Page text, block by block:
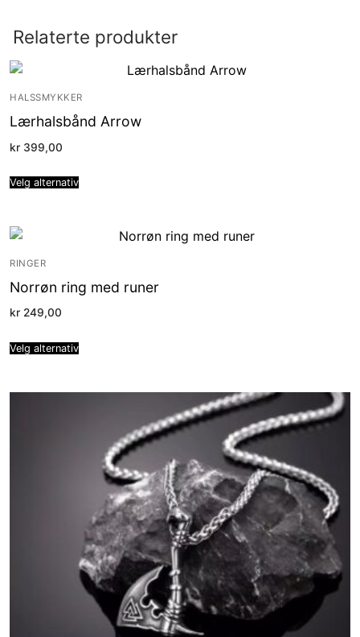
Relaterte produkter
HALSSMYKKER
Lærhalsbånd Arrow
kr 399,00
Velg alternativ
RINGER
Norrøn ring med runer
kr 249,00
Velg alternativ